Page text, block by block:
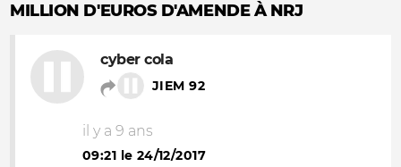
MILLION D'EUROS D'AMENDE À NRJ
cyber cola
JIEM 92
il y a 9 ans
09:21 le 24/12/2017